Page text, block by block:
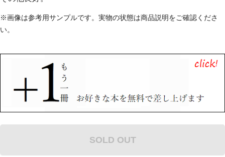
※画像は参考用サンプルです。実物の状態は商品説明をご確認くださ
い。
SOLD OUT